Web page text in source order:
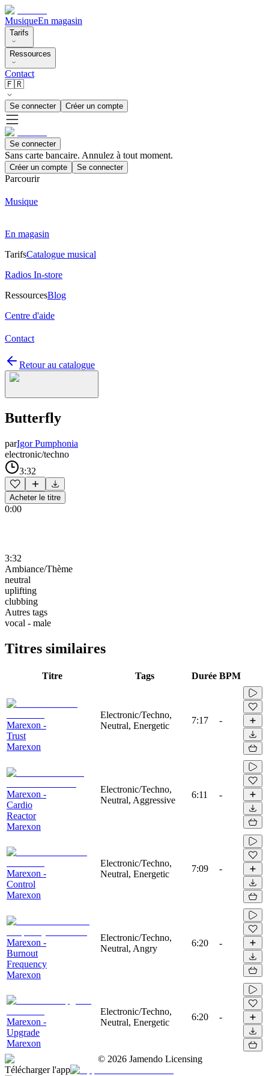
MusiqueEn magasin
Tarifs
Ressources
Contact
🇫🇷
Se connecter Créer un compte
Se connecter
Sans carte bancaire. Annulez à tout moment.
Créer un compte Se connecter
Parcourir
Musique
En magasin
TarifsCatalogue musical
Radios In-store
RessourcesBlog
Centre d'aide
Contact
Retour au catalogue
Butterfly
parIgor Pumphonia
electronic/techno
3:32
Acheter le titre
0:00
3:32
Ambiance/Thème
neutral
uplifting
clubbing
Autres tags
vocal - male
Titres similaires
Titre Tags Durée BPM
Marexon -
Trust
Marexon
Electronic/Techno,
Neutral, Energetic
7:17 -
Marexon -
Cardio
Reactor
Marexon
Electronic/Techno,
Neutral, Aggressive
6:11 -
Marexon -
Control
Marexon
Electronic/Techno,
Neutral, Energetic
7:09 -
Marexon -
Burnout
Frequency
Marexon
Electronic/Techno,
Neutral, Angry
6:20 -
Marexon -
Upgrade
Marexon
Electronic/Techno,
Neutral, Energetic
6:20 -
© 2026 Jamendo Licensing
Télécharger l'app